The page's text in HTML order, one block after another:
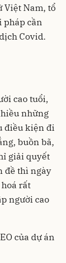
Việt Nam, tổ
pháp cần
Covid.
cao tuổi,
những
điều kiện đi
buồn bã,
giải quyết
đề thì ngày
rất
người cao